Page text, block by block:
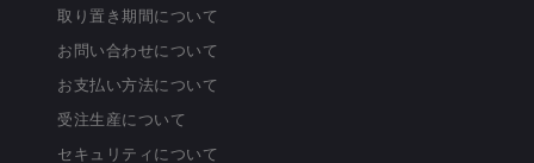
取り置き期間について
お問い合わせについて
お支払い方法について
受注生産について
セキュリティについて